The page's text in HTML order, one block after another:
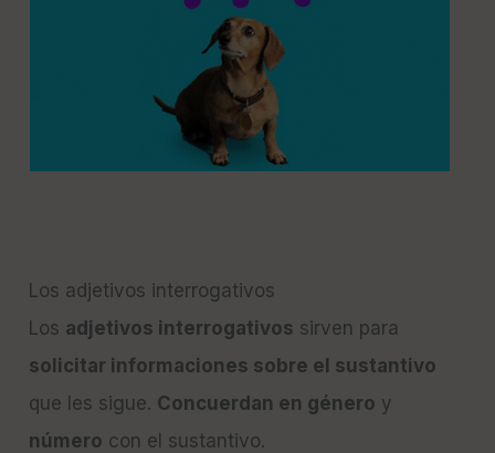
Los adjetivos interrogativos
Los adjetivos interrogativos sirven para
solicitar informaciones sobre el sustantivo
que les sigue. Concuerdan en género y
número con el sustantivo.